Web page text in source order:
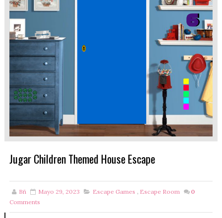
Jugar Children Themed House Escape
Bñ Mayo 29, 2023 Escape Games , Escape Room
0
Comments